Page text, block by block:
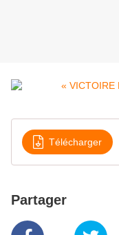
Télécharger
Partager